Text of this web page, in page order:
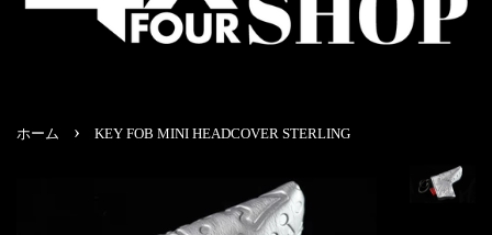
ホーム › KEY FOB MINI HEADCOVER STERLING